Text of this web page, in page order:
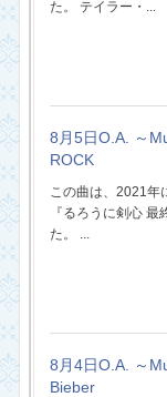
た。 テイラー・...
8月5日O.A. ～
ROCK
この曲は、2021年
『るろうに剣心
た。 ...
8月4日O.A. ～
Bieber